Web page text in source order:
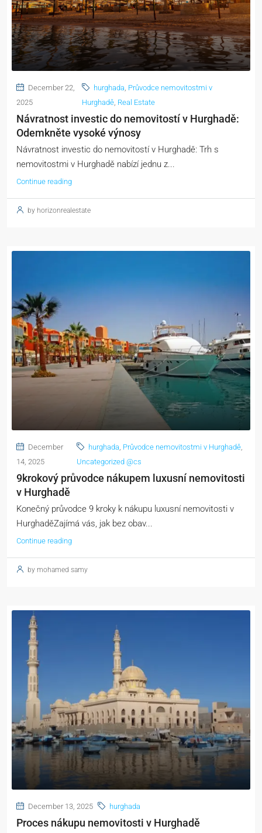
December 22,
2025
hurghada Průvodce nemovitostmi v
Hurghadě Real Estate
Návratnost investic do nemovitostí v Hurghadě:
Odemkněte vysoké výnosy
Návratnost investic do nemovitostí v Hurghadě: Trh s
nemovitostmi v Hurghadě nabízí jednu z...
Continue reading
by horizonrealestate
December
14, 2025
hurghada Průvodce nemovitostmi v Hurghadě
Uncategorized @cs
9krokový průvodce nákupem luxusní nemovitosti
v Hurghadě
Konečný průvodce 9 kroky k nákupu luxusní nemovitosti v
HurghaděZajímá vás, jak bez obav...
Continue reading
by mohamed samy
December 13, 2025 hurghada
Proces nákupu nemovitosti v Hurghadě